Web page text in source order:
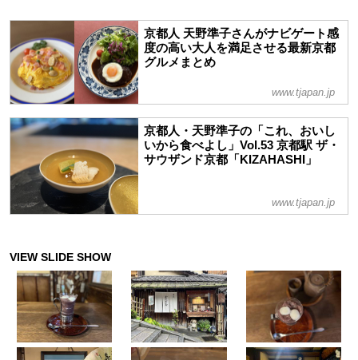
京都人 天野準子さんがナビゲート感
度の高い大人を満足させる最新京都
グルメまとめ
www.tjapan.jp
京都人・天野準子の「これ、おいし
いから食べよし」Vol.53 京都駅 ザ・
サウザンド京都「KIZAHASHI」
www.tjapan.jp